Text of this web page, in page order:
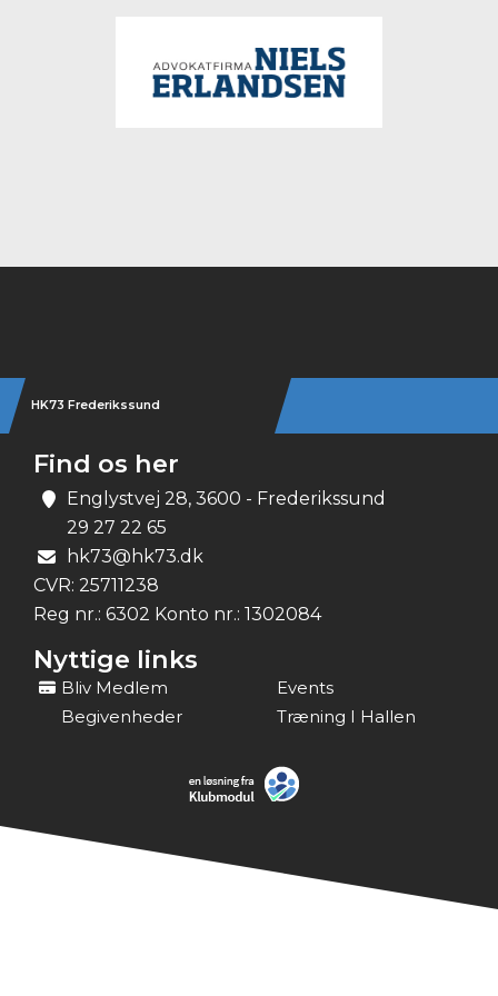
HK73 Frederikssund
Find os her
Englystvej 28, 3600 - Frederikssund
29 27 22 65
hk73@hk73.dk
CVR: 25711238
Reg nr.: 6302 Konto nr.: 1302084
Nyttige links
Bliv Medlem
Events
Begivenheder
Træning I Hallen